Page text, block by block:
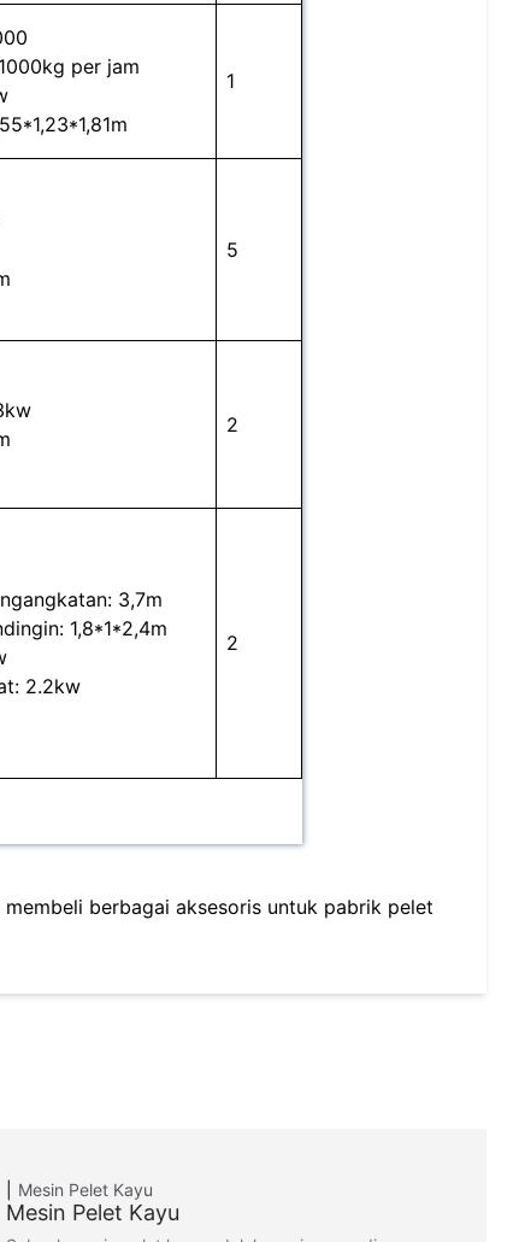
per jam
1
5
2
3,7m
1,8*1*2,4m
2.2kw
2
berbagai aksesoris untuk pabrik pelet
Mesin Pelet Kayu
Mesin Pelet Kayu